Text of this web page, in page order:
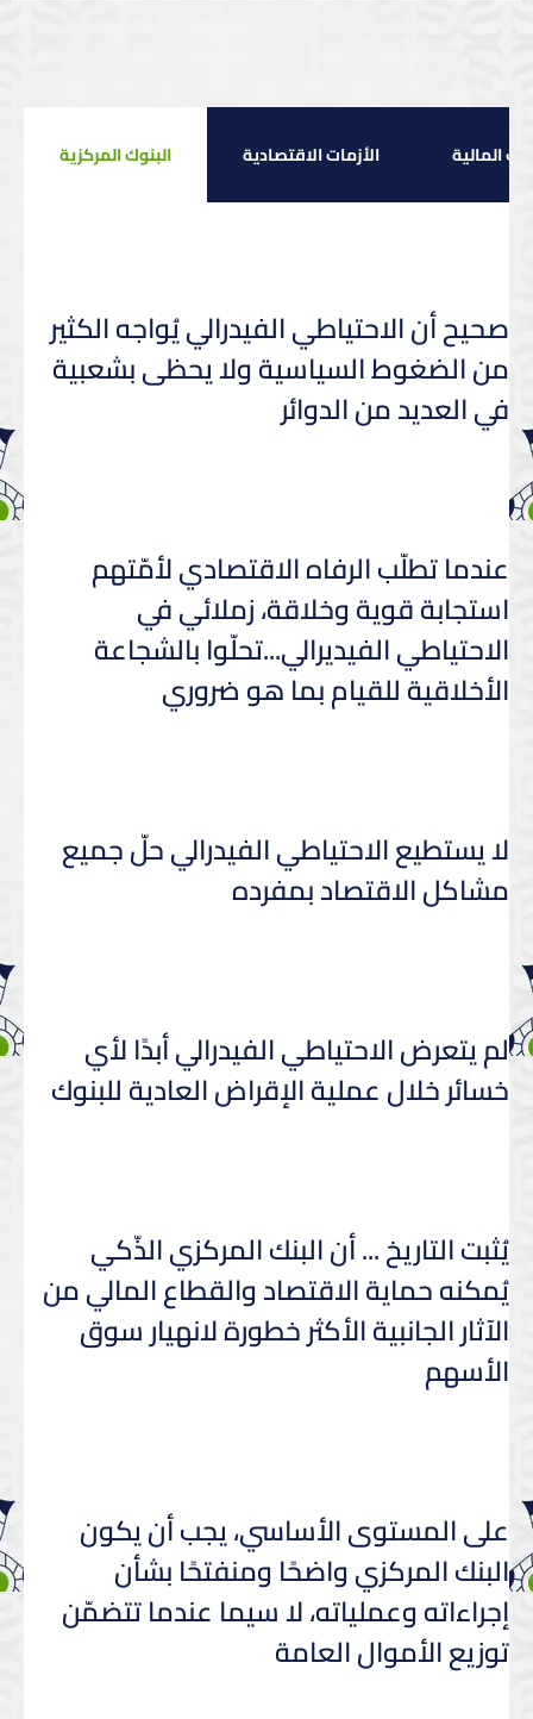
البنوك المركزية الأزمات الاقتصادية المالية
صحيح أن الاحتياطي الفيدرالي يُواجه الكثير
من الضغوط السياسية ولا يحظى بشعبية
في العديد من الدوائر
عندما تطلّب الرفاه الاقتصادي لأمّتهم
استجابة قوية وخلاقة، زملائي في
الاحتياطي الفيديرالي...تحلّوا بالشجاعة
الأخلاقية للقيام بما هو ضروري
لا يستطيع الاحتياطي الفيدرالي حلّ جميع
مشاكل الاقتصاد بمفرده
لم يتعرض الاحتياطي الفيدرالي أبدًا لأي
خسائر خلال عملية الإقراض العادية للبنوك
يُثبت التاريخ ... أن البنك المركزي الذّكي
يُمكنه حماية الاقتصاد والقطاع المالي من
الآثار الجانبية الأكثر خطورة لانهيار سوق
الأسهم
على المستوى الأساسي، يجب أن يكون
البنك المركزي واضحًا ومنفتحًا بشأن
إجراءاته وعملياته، لا سيما عندما تتضمّن
توزيع الأموال العامة